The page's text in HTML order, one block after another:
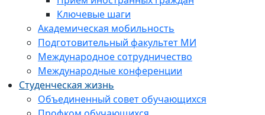
Ключевые шаги
Академическая мобильность
Подготовительный факультет МИ
Международное сотрудничество
Международные конференции
Студенческая жизнь
Объединенный совет обучающихся